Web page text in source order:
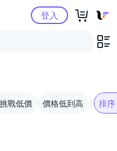
購物中心登入
挑戰低價 價格低到高 排序